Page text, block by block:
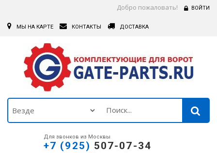
Добро пожаловать! ВОЙТИ
МЫ НА КАРТЕ КОНТАКТЫ ДОСТАВКА
Для звонков из Москвы
+7 (925) 507-07-34